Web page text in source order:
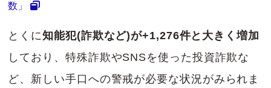
数」
とくに知能犯(詐欺など)が+1,276件と大きく増加
しており、特殊詐欺やSNSを使った投資詐欺な
ど、新しい手口への警戒が必要な状況がみられま